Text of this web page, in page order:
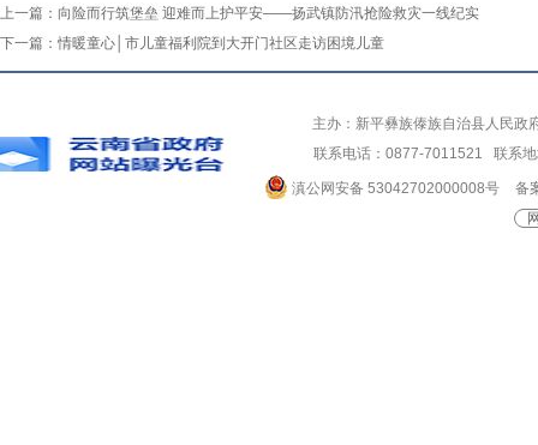
上一篇： 向险而行筑堡垒 迎难而上护平安——扬武镇防汛抢险救灾一线纪实
下一篇： 情暖童心│市儿童福利院到大开门社区走访困境儿童
主办：新平彝族傣族自治县人民
联系电话：0877-7011521 联系
滇公网安备 53042702000008号
备